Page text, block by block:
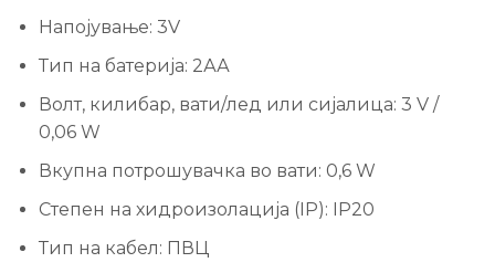
Напојување: 3V
Тип на батерија: 2АА
Волт, килибар, вати/лед или сијалица: 3 V /
0,06 W
Вкупна потрошувачка во вати: 0,6 W
Степен на хидроизолација (IP): IP20
Тип на кабел: ПВЦ